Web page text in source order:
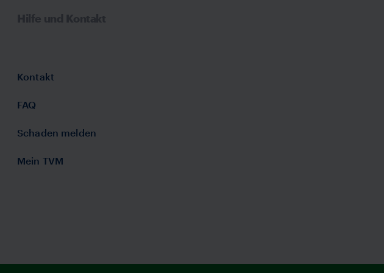
Kontakt
FAQ
Schaden melden
Mein TVM